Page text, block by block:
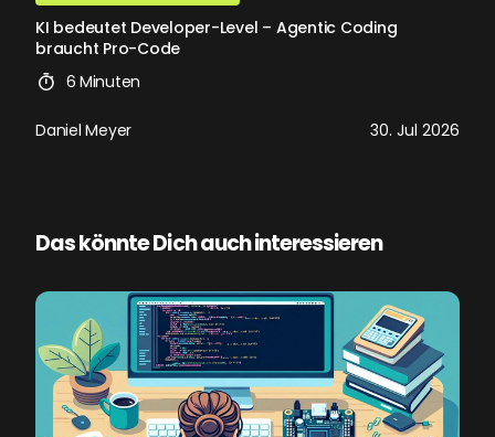
KI bedeutet Developer-Level – Agentic Coding
braucht Pro-Code
6 Minuten
Daniel Meyer 30. Jul 2026
Das könnte Dich auch interessieren